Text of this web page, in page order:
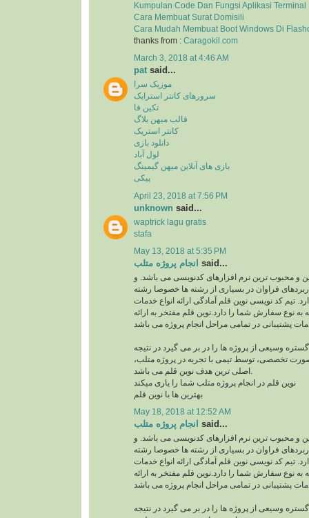
Kumpulan Code Dan Fungsi Aplikasi Terminal
Cara Membuat Surat Domisili
Cara Mudah Membuat Boot Windows Di
thanks from : Caragokil.com
March 3, 2018 at 4:46 AM
pat said...
موزیک سرا
سرورهای کانتر استرایک
تکین فا
قالب میهن بلاگ
کانتر استریک
دانلود بازی
لول آباد
بازی های آنلاین میهن گیمینگ
پیکی
April 23, 2018 at 7:56 PM
unknown said...
waptrick lagu gratis
stafa
May 13, 2018 at 5:35 PM
انجام پروژه متلب said...
و محبوب ترین نرم افزارهای کدنویسی می باشد. و
فراوان در بسیاری از رشته ها خصوصا رشته
تیم کد نویسی نوین قلم آمادگی ارائه انواع خدمات
به نوع سفارش شما را دارد.نوین قلم مفتخر به ارائه
گستره وسیعی از پروژه ها را در بر می گیرد در نتیجه
صورت تخصصی، توسط تیمی با تجربه در پروژه متلب،
نوین قلم در انجام پروژه متلب شما را یاری میکند
بهترین ها با نوین قلم
May 18, 2018 at 12:52 AM
انجام پروژه متلب said...
و محبوب ترین نرم افزارهای کدنویسی می باشد. و
فراوان در بسیاری از رشته ها خصوصا رشته
تیم کد نویسی نوین قلم آمادگی ارائه انواع خدمات
به نوع سفارش شما را دارد.نوین قلم مفتخر به ارائه
گستره وسیعی از پروژه ها را در بر می گیرد در نتیجه